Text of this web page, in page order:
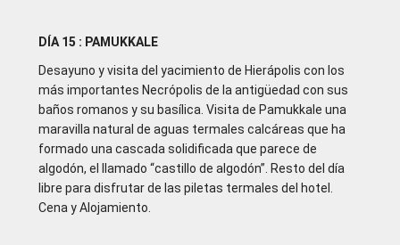
DÍA 15 : PAMUKKALE
Desayuno y visita del yacimiento de Hierápolis con los
más importantes Necrópolis de la antigüedad con sus
baños romanos y su basílica. Visita de Pamukkale una
maravilla natural de aguas termales calcáreas que ha
formado una cascada solidificada que parece de
algodón, el llamado “castillo de algodón”. Resto del día
libre para disfrutar de las piletas termales del hotel.
Cena y Alojamiento.